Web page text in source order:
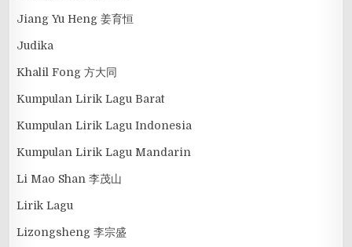
Jiang Yu Heng 姜育恒
Judika
Khalil Fong 方大同
Kumpulan Lirik Lagu Barat
Kumpulan Lirik Lagu Indonesia
Kumpulan Lirik Lagu Mandarin
Li Mao Shan 李茂山
Lirik Lagu
Lizongsheng 李宗盛